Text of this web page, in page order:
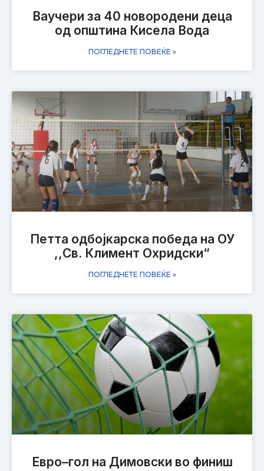
Ваучери за 40 новородени деца
од општина Кисела Вода
ПОГЛЕДНЕТЕ ПОВЕЌЕ »
Петта одбојкарска победа на ОУ
,,Св. Климент Охридски“
ПОГЛЕДНЕТЕ ПОВЕЌЕ »
Евро–гол на Димовски во финиш